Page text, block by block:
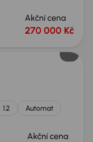
Akční cena
270 000 Kč
1.2
Automat
Akční cena